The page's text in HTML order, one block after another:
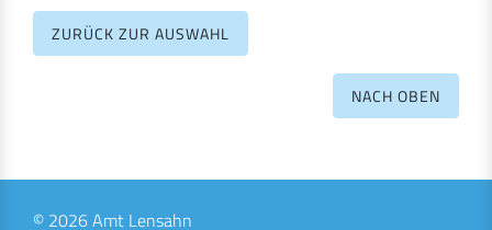
ZURÜCK ZUR AUSWAHL
NACH OBEN
© 2026 Amt Lensahn